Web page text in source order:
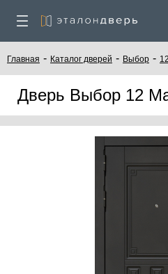
Главная - Каталог дверей - Выбор -
Дверь Выбор 12